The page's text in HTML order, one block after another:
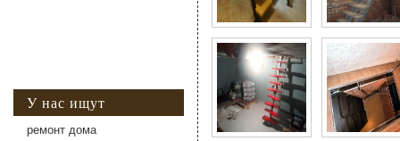
У нас ищут
ремонт дома